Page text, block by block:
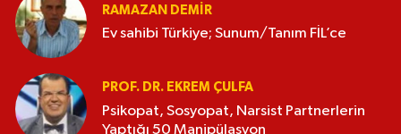
RAMAZAN DEMİR
Ev sahibi Türkiye; Sunum/Tanım FİL’ce
PROF. DR. EKREM ÇULFA
Psikopat, Sosyopat, Narsist Partnerlerin
Yaptığı 50 Manipülasyon